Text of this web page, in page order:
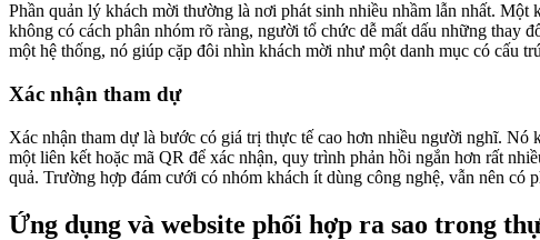
Phần quản lý khách mời thường là nơi phát sinh nhiều nhầm lẫn nhất.
không có cách phân nhóm rõ ràng, người tổ chức dễ mất dấu những thay
một hệ thống, nó giúp cặp đôi nhìn khách mời như một danh mục có cấu
Xác nhận tham dự
Xác nhận tham dự là bước có giá trị thực tế cao hơn nhiều người nghĩ.
một liên kết hoặc mã QR để xác nhận, quy trình phản hồi ngắn hơn rất
quả. Trường hợp đám cưới có nhóm khách ít dùng công nghệ, vẫn nên
Ứng dụng và website phối hợp ra sao trong